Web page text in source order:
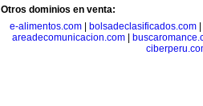
Otros dominios en venta:
e-alimentos.com| bolsadeclasificados.com|
areadecomunicacion.com|